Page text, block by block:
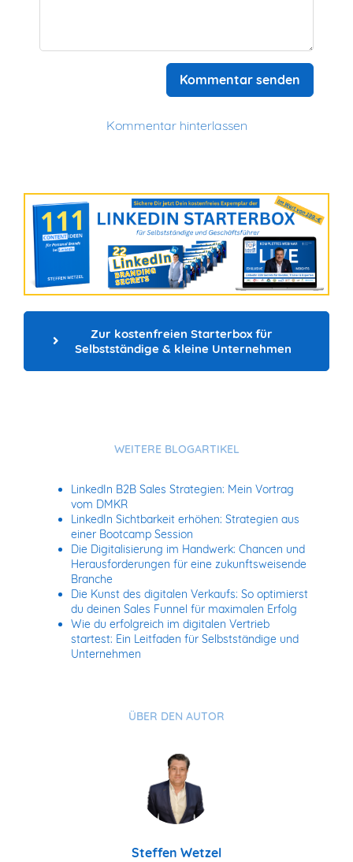
Kommentar senden
Kommentar hinterlassen
Zur kostenfreien Starterbox für
Selbstständige & kleine Unternehmen
WEITERE BLOGARTIKEL
LinkedIn B2B Sales Strategien: Mein Vortrag
vom DMKR
LinkedIn Sichtbarkeit erhöhen: Strategien aus
einer Bootcamp Session
Die Digitalisierung im Handwerk: Chancen und
Herausforderungen für eine zukunftsweisende
Branche
Die Kunst des digitalen Verkaufs: So optimierst
du deinen Sales Funnel für maximalen Erfolg
Wie du erfolgreich im digitalen Vertrieb
startest: Ein Leitfaden für Selbstständige und
Unternehmen
ÜBER DEN AUTOR
Steffen Wetzel